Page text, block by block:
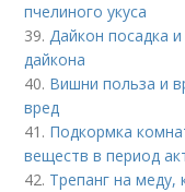
пчелиного укуса
39.Дайкон посадка
дайкона
40. Вишни польза и
вред
41. Подкормка
веществ в период
42. Трепанг на меду,